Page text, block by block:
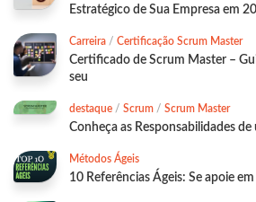
Estratégico de Sua Empresa em
Carreira / Certificação Scrum Master
Certificado de Scrum Master –
seu
destaque / Scrum / Scrum Master
Conheça as Responsabilidades
Métodos Ágeis
10 Referências Ágeis: Se apoie